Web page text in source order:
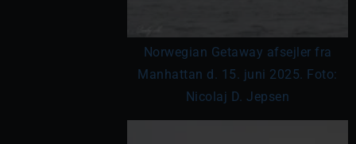
Norwegian Getaway afsejler fra
Manhattan d. 15. juni 2025. Foto:
Nicolaj D. Jepsen